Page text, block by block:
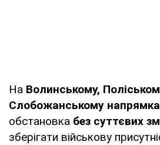
На Волинському,
Слобожанському
обстановка без суттєвих
зберігати військову